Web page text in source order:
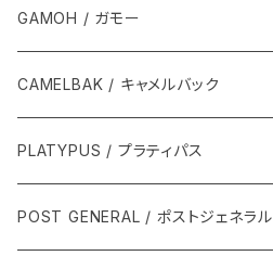
GAMOH / ガモー
CAMELBAK / キャメルバック
PLATYPUS / プラティパス
POST GENERAL / ポストジェネラル